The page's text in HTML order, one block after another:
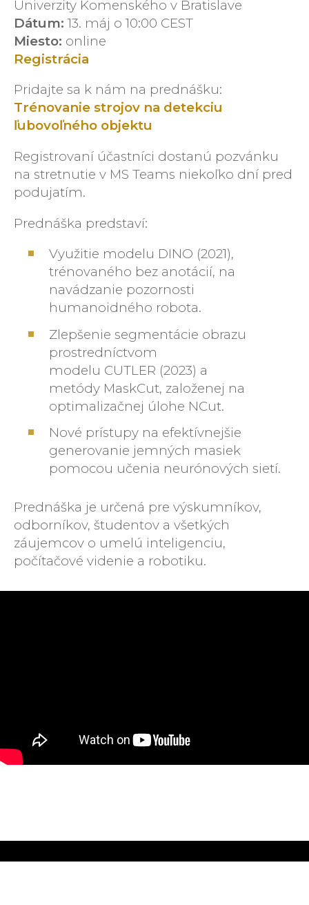
Univerzity Komenského v Bratislave
Dátum: 13. máj o 10:00 CEST
Miesto: online
Registrácia
Pridajte sa k nám na prednášku:
Trénovanie strojov na detekciu
ľubovoľného objektu
Registrovaní účastníci dostanú pozvánku
na stretnutie v MS Teams niekoľko dní pred
podujatím.
Prednáška predstaví:
Využitie modelu DINO (2021),
trénovaného bez anotácií, na
navádzanie pozornosti
humanoidného robota.
Zlepšenie segmentácie obrazu
prostredníctvom
modelu CUTLER (2023) a
metódy MaskCut, založenej na
optimalizačnej úlohe NCut.
Nové prístupy na efektívnejšie
generovanie jemných masiek
pomocou učenia neurónových sietí.
Prednáška je určená pre výskumníkov,
odborníkov, študentov a všetkých
záujemcov o umelú inteligenciu,
počítačové videnie a robotiku.